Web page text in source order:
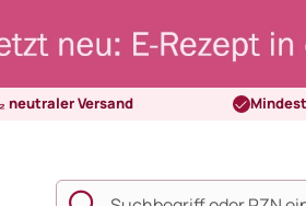
neutraler Versand